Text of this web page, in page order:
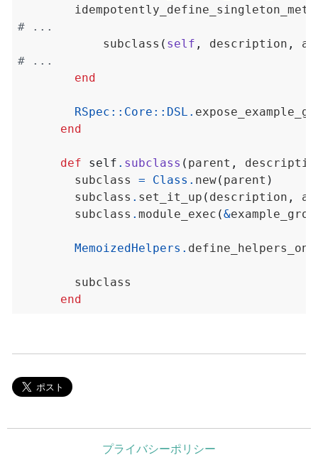
# ...
            subclass
( self , description ,
# ...
end
RSpec :: Core :: DSL .
end
def self . subclass ( parent ,
        subclass
= Class . new( parent )
        subclass
. set_it_up ( description ,
        subclass
. module_exec (&
MemoizedHelpers . define_helpers_on
end
プライバシーポリシー